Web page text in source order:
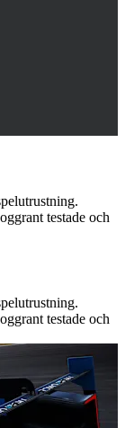
testade och
testade och